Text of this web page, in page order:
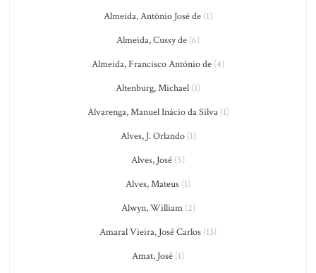
Almeida, Antônio José de (1)
Almeida, Cussy de (6)
Almeida, Francisco António de (4)
Altenburg, Michael (1)
Alvarenga, Manuel Inácio da Silva(1)
Alves, J. Orlando(1)
Alves, José (5)
Alves, Mateus (1)
Alwyn, William(2)
Amaral Vieira, José Carlos (13)
Amat, José (1)